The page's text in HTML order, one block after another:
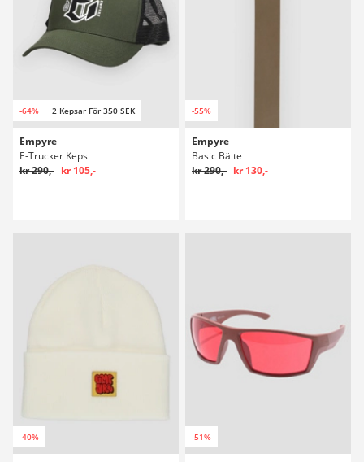
-64% 2 Kepsar För 350 SEK
Empyre
E-Trucker Keps
kr 290,- kr 105,-
-55%
Empyre
Basic Bälte
kr 290,- kr 130,-
-40% -51%